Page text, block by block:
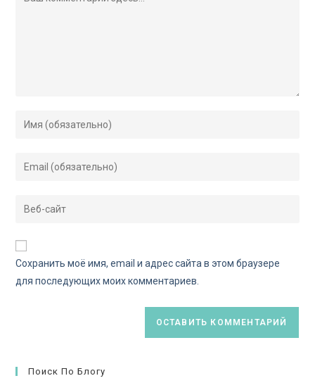
Сохранить моё имя, email и адрес сайта в этом браузере
для последующих моих комментариев.
Поиск По Блогу